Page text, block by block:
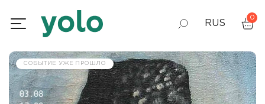
RUS
GEO
ENG
0
СОБЫТИЕ УЖЕ ПРОШЛО